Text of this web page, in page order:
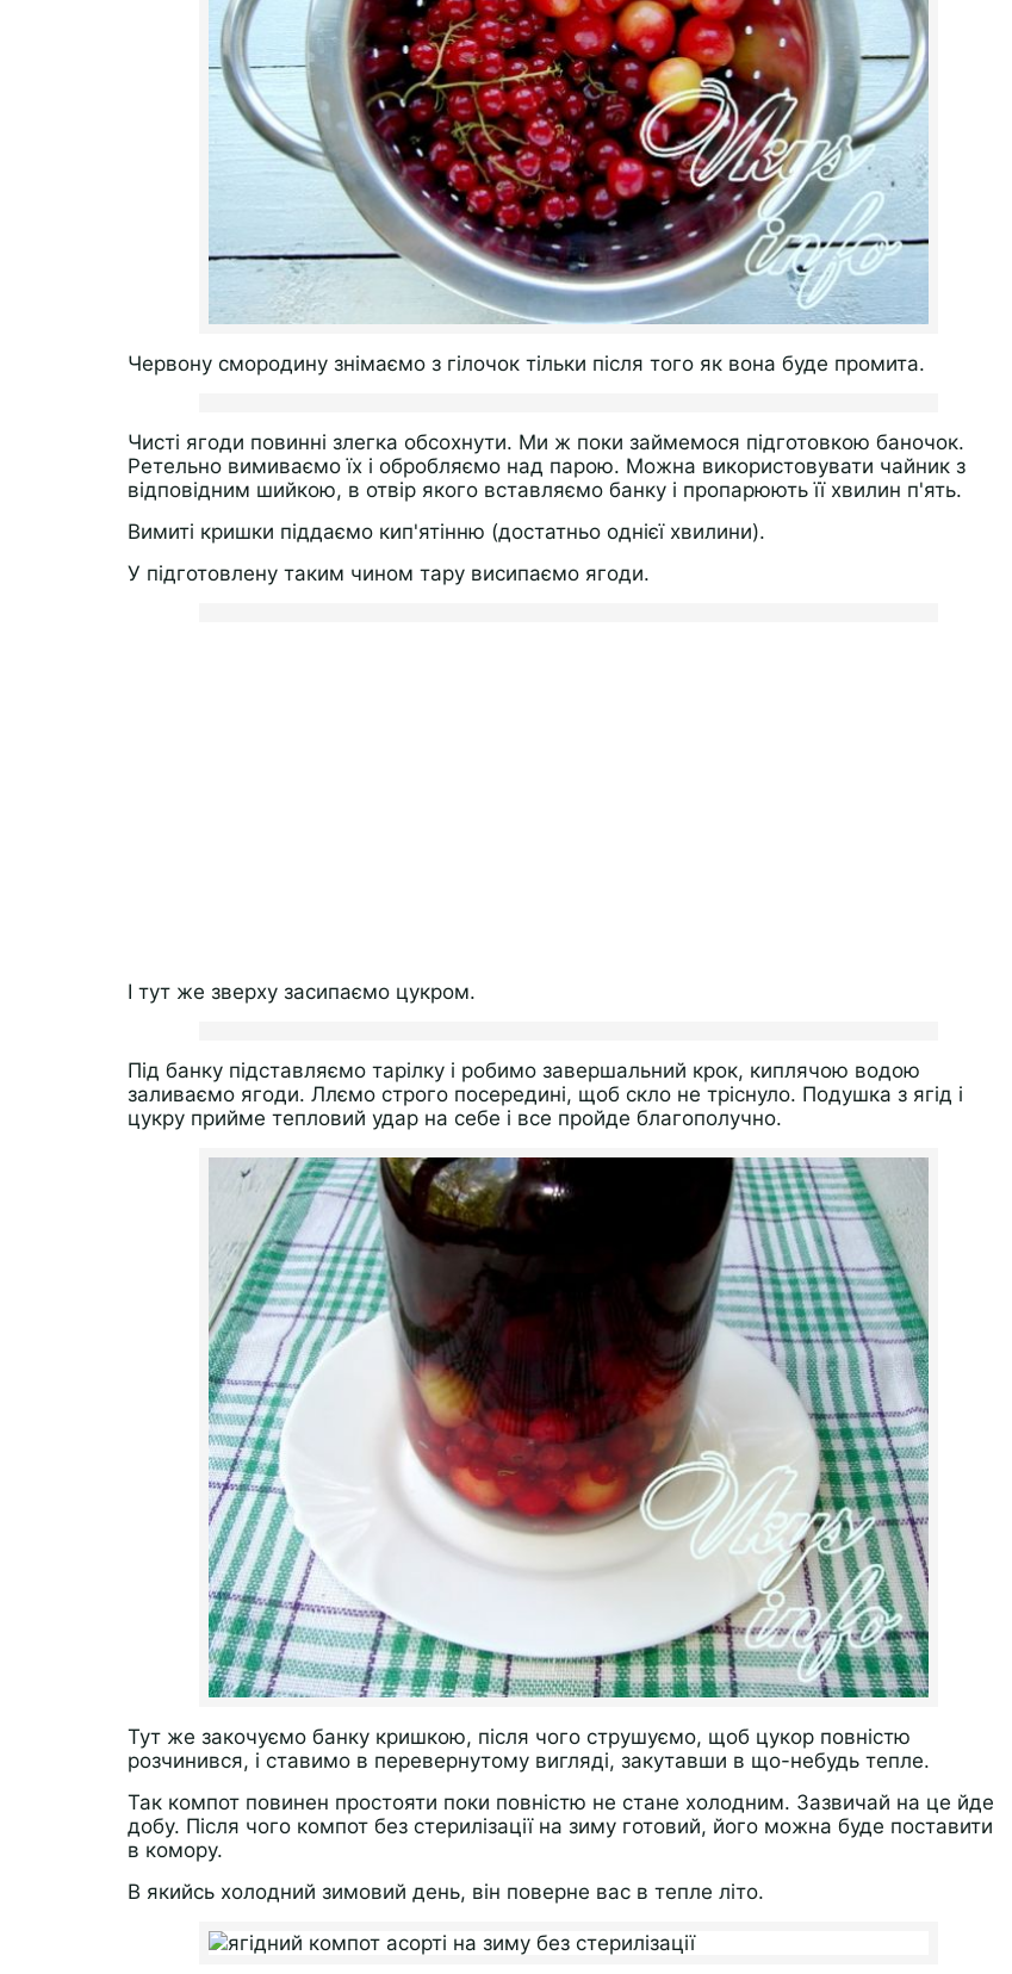
Червону смородину знімаємо з гілочок тільки після того як вона буде промита.
Чисті ягоди повинні злегка обсохнути. Ми ж поки займемося підготовкою баночок.
Ретельно вимиваємо їх і обробляємо над парою. Можна використовувати чайник з
відповідним шийкою, в отвір якого вставляємо банку і пропарюють її хвилин п'ять.
Вимиті кришки піддаємо кип'ятінню (достатньо однієї хвилини).
У підготовлену таким чином тару висипаємо ягоди.
І тут же зверху засипаємо цукром.
Під банку підставляємо тарілку і робимо завершальний крок, киплячою водою
заливаємо ягоди. Ллємо строго посередині, щоб скло не тріснуло. Подушка з ягід і
цукру прийме тепловий удар на себе і все пройде благополучно.
Тут же закочуємо банку кришкою, після чого струшуємо, щоб цукор повністю
розчинився, і ставимо в перевернутому вигляді, закутавши в що-небудь тепле.
Так компот повинен простояти поки повністю не стане холодним. Зазвичай на це йде
добу. Після чого компот без стерилізації на зиму готовий, його можна буде поставити
в комору.
В якийсь холодний зимовий день, він поверне вас в тепле літо.